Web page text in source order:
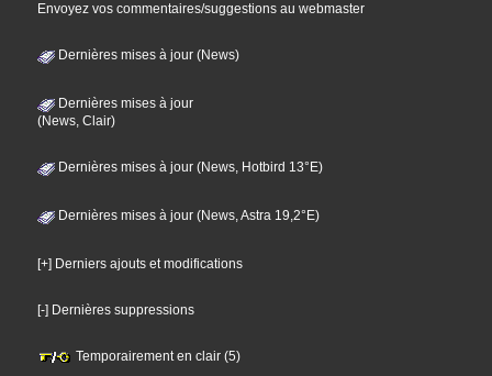
Envoyez vos commentaires/suggestions au webmaster
Dernières mises à jour (News)
Dernières mises à jour
(News, Clair)
Dernières mises à jour (News, Hotbird 13°E)
Dernières mises à jour (News, Astra 19,2°E)
[+] Derniers ajouts et modifications
[-] Dernières suppressions
Temporairement en clair (5)